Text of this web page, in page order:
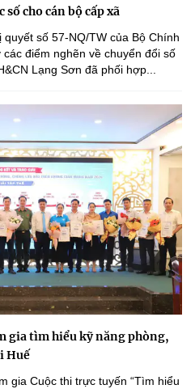
cho cán bộ cấp xã
số 57-NQ/TW của Bộ Chính
điểm nghẽn về chuyển đổi số
Lạng Sơn đã phối hợp...
gia tìm hiểu kỹ năng phòng,
Huế
gia Cuộc thi trực tuyến “Tìm hiểu